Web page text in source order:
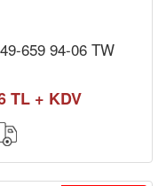
659 94-06 TW
TL + KDV